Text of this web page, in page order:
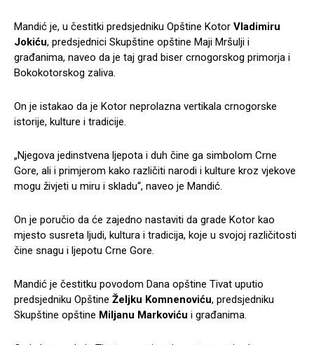
Mandić je, u čestitki predsjedniku Opštine Kotor Vladimiru
Jokiću, predsjednici Skupštine opštine Maji Mršulji i
građanima, naveo da je taj grad biser crnogorskog primorja i
Bokokotorskog zaliva.
On je istakao da je Kotor neprolazna vertikala crnogorske
istorije, kulture i tradicije.
„Njegova jedinstvena ljepota i duh čine ga simbolom Crne
Gore, ali i primjerom kako različiti narodi i kulture kroz vjekove
mogu živjeti u miru i skladu“, naveo je Mandić.
On je poručio da će zajedno nastaviti da grade Kotor kao
mjesto susreta ljudi, kultura i tradicija, koje u svojoj različitosti
čine snagu i ljepotu Crne Gore.
Mandić je čestitku povodom Dana opštine Tivat uputio
predsjedniku Opštine Željku Komnenoviću, predsjedniku
Skupštine opštine Miljanu Markoviću i građanima.